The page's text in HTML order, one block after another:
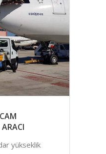
yükseklik